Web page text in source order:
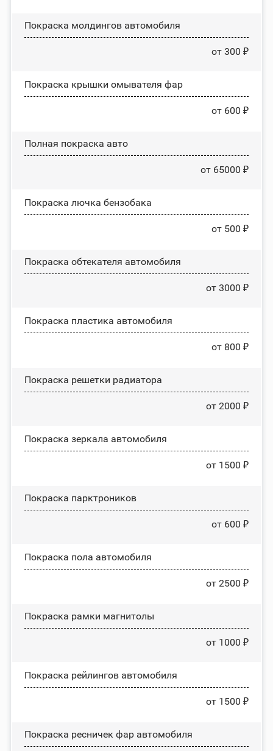
Покраска молдингов автомобиля
от 300 ₽
Покраска крышки омывателя фар
от 600 ₽
Полная покраска авто
от 65000 ₽
Покраска лючка бензобака
от 500 ₽
Покраска обтекателя автомобиля
от 3000 ₽
Покраска пластика автомобиля
от 800 ₽
Покраска решетки радиатора
от 2000 ₽
Покраска зеркала автомобиля
от 1500 ₽
Покраска парктроников
от 600 ₽
Покраска пола автомобиля
от 2500 ₽
Покраска рамки магнитолы
от 1000 ₽
Покраска рейлингов автомобиля
от 1500 ₽
Покраска ресничек фар автомобиля